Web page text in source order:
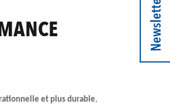
et plus durable,
Newsletter